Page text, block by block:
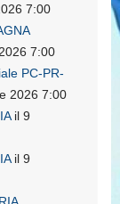
7:00
7:00
PC-PR-
2026 7:00
il 9
il 9